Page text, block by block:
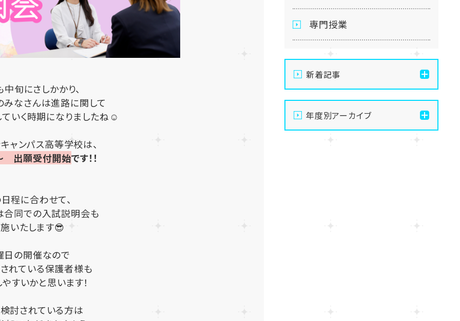
旬にさしかかり、
みなさんは進路に関して
いく時期になりましたね☺
ャンパス高等学校は、
出願受付開始です！！
程に合わせて、
合同での入試説明会も
いたします😎
日の開催なので
れている保護者様も
すいかと思います！
討されている方は
専門授業
新着記事
【宇都宮】手先を動かして
無心になる🧶最高のデジタ
ルデトックス、はじめません
年度別アーカイブ